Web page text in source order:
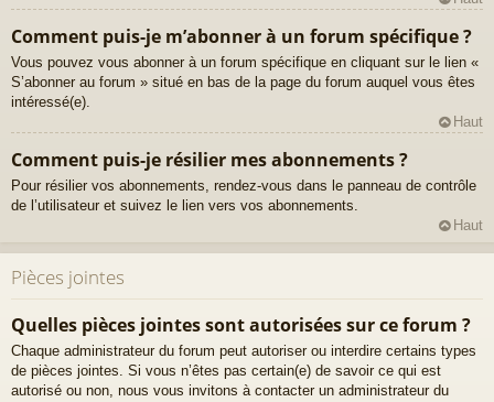
Comment puis-je m’abonner à un forum spécifique ?
Vous pouvez vous abonner à un forum spécifique en cliquant sur le lien «
S’abonner au forum » situé en bas de la page du forum auquel vous êtes
intéressé(e).
Haut
Comment puis-je résilier mes abonnements ?
Pour résilier vos abonnements, rendez-vous dans le panneau de contrôle
de l’utilisateur et suivez le lien vers vos abonnements.
Haut
Pièces jointes
Quelles pièces jointes sont autorisées sur ce forum ?
Chaque administrateur du forum peut autoriser ou interdire certains types
de pièces jointes. Si vous n’êtes pas certain(e) de savoir ce qui est
autorisé ou non, nous vous invitons à contacter un administrateur du